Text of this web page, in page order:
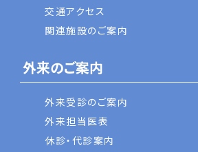
交通アクセス
関連施設のご案内
外来のご案内
外来受診のご案内
外来担当医表
休診・代診案内